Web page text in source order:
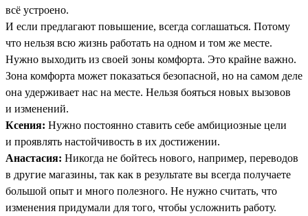
всё устроено.
И если предлагают повышение, всегда соглашаться. Потому
что нельзя всю жизнь работать на одном и том же месте.
Нужно выходить из своей зоны комфорта. Это крайне важно.
Зона комфорта может показаться безопасной, но на самом деле
она удерживает нас на месте. Нельзя бояться новых вызовов
и изменений.
Ксения: Нужно постоянно ставить себе амбициозные цели
и проявлять настойчивость в их достижении.
Анастасия: Никогда не бойтесь нового, например, переводов
в другие магазины, так как в результате вы всегда получаете
большой опыт и много полезного. Не нужно считать, что
изменения придумали для того, чтобы усложнить работу.